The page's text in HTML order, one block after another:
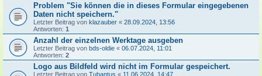
Problem "Sie können die in dieses Formular eingegebenen
Daten nicht speichern."
Letzter Beitrag von klazauber « 28.09.2024, 13:56
Antworten: 1
Anzahl der einzelnen Werktage ausgeben
Letzter Beitrag von bds-oldie « 06.07.2024, 11:01
Antworten: 2
Logo aus Bildfeld wird nicht im Formular gespeichert.
Letzter Beitrag von Tubantus « 11.06.2024, 14:47